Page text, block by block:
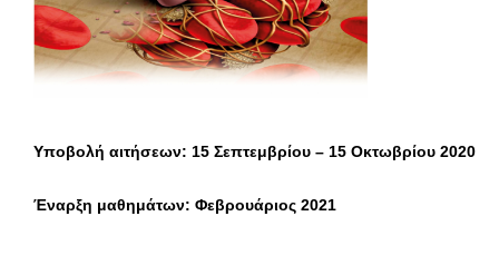
Υποβολή αιτήσεων: 15 Σεπτεμβρίου – 15 Οκτωβρίου 2020
Έναρξη μαθημάτων: Φεβρουάριος 2021